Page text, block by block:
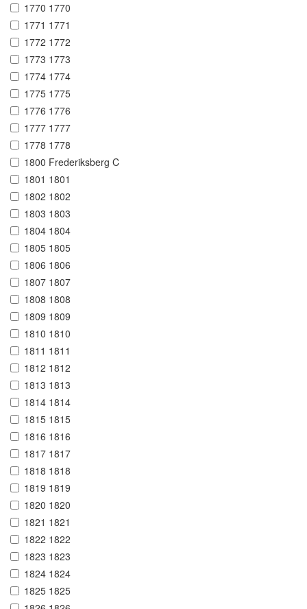
1770 1770
1771 1771
1772 1772
1773 1773
1774 1774
1775 1775
1776 1776
1777 1777
1778 1778
1800 Frederiksberg C
1801 1801
1802 1802
1803 1803
1804 1804
1805 1805
1806 1806
1807 1807
1808 1808
1809 1809
1810 1810
1811 1811
1812 1812
1813 1813
1814 1814
1815 1815
1816 1816
1817 1817
1818 1818
1819 1819
1820 1820
1821 1821
1822 1822
1823 1823
1824 1824
1825 1825